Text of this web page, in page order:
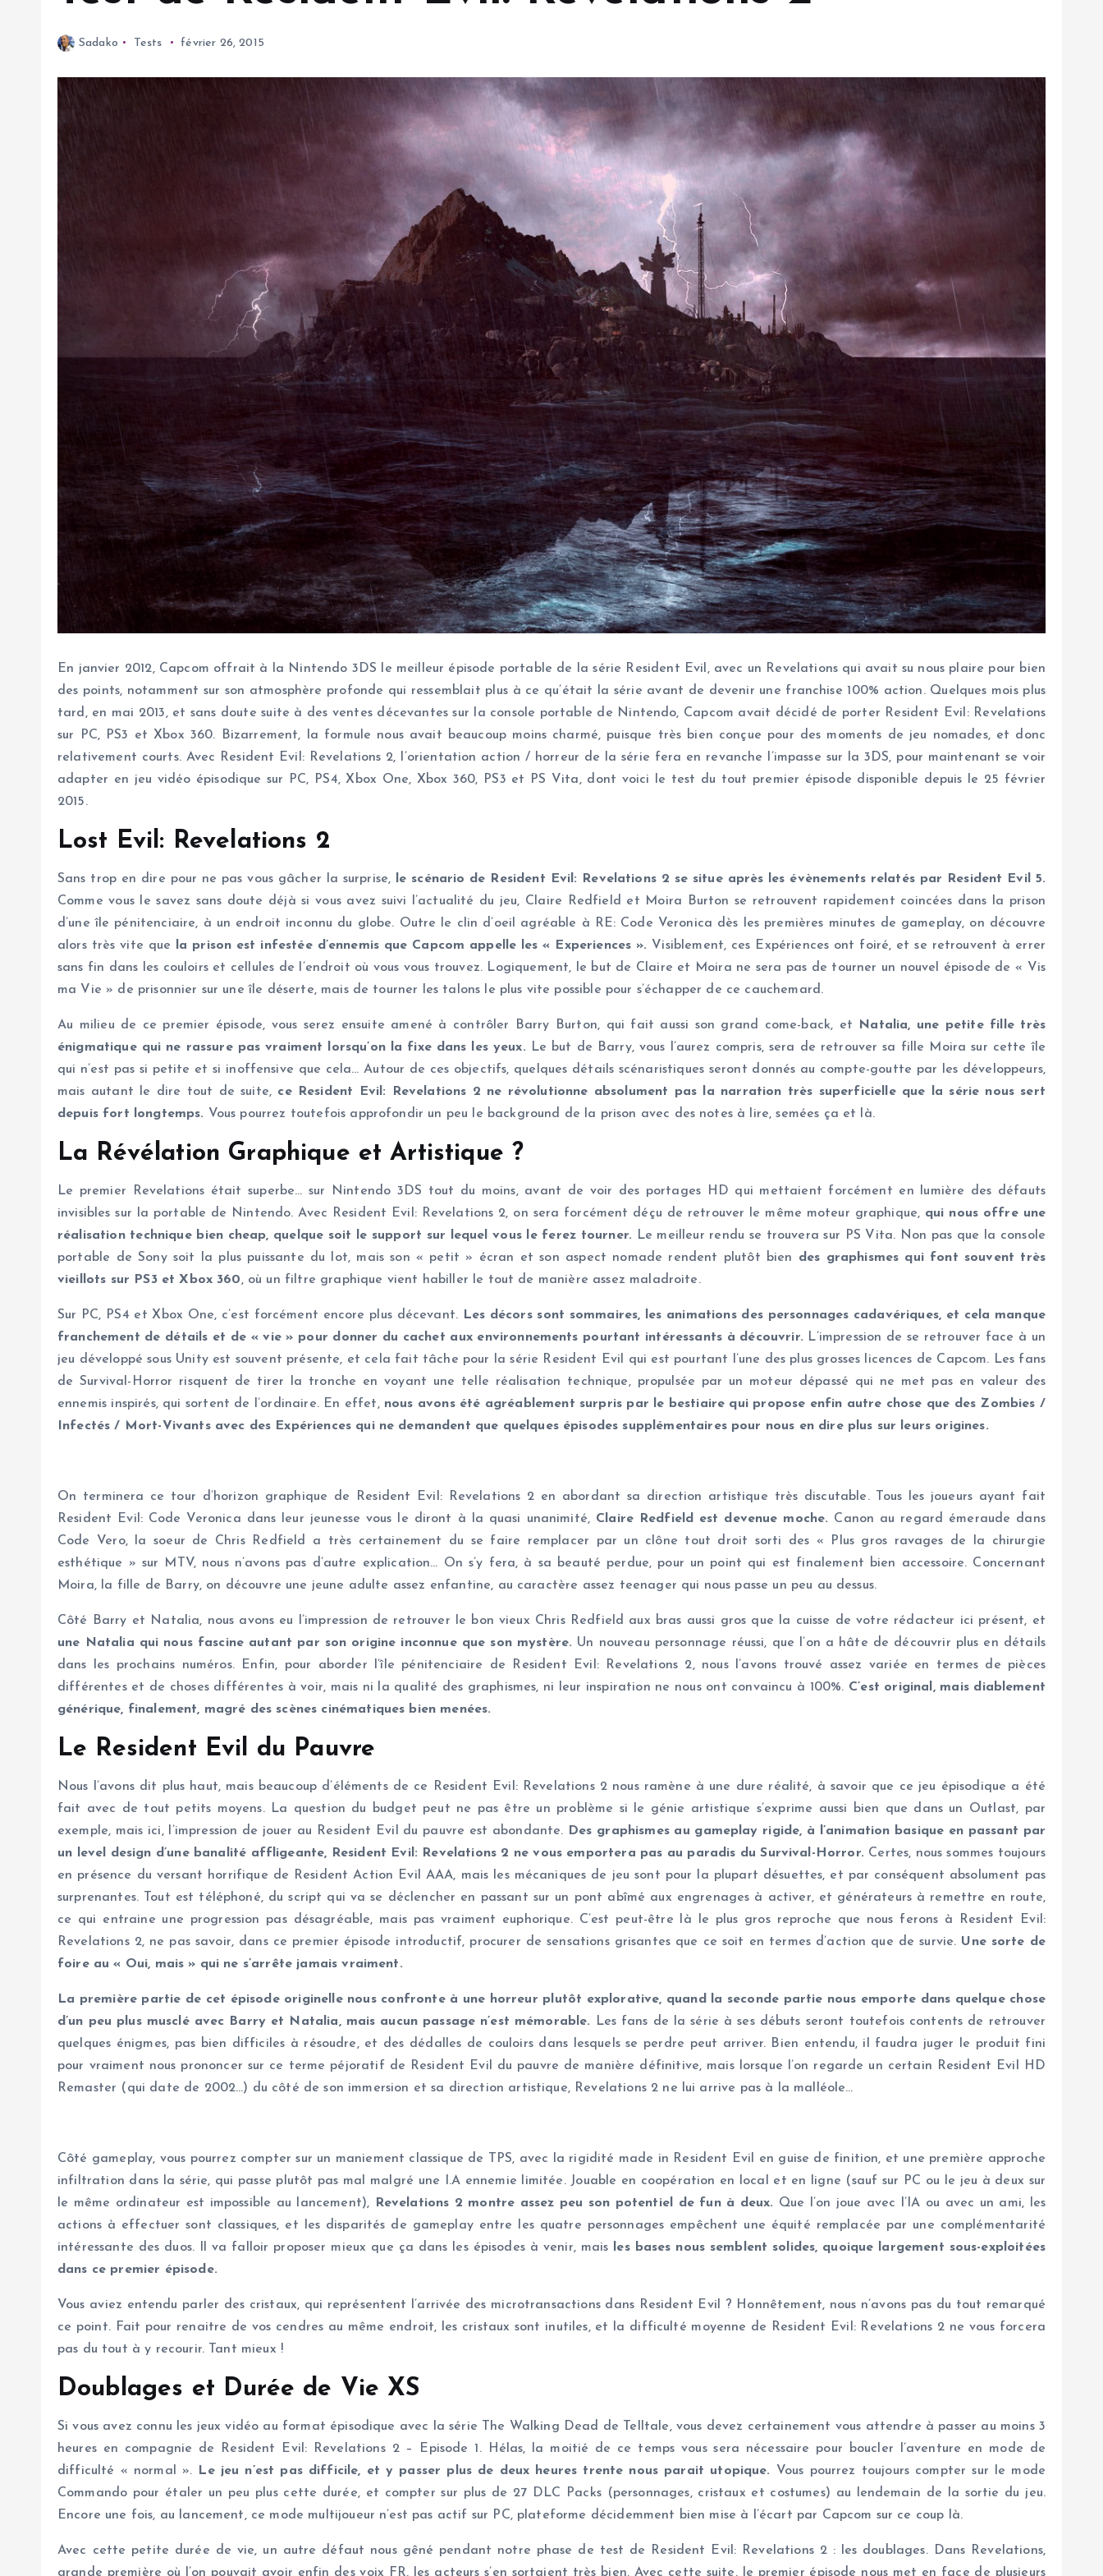
Sadako Tests février 26, 2015
En janvier 2012, Capcom offrait à la Nintendo 3DS le meilleur épisode portable de la série Resident Evil, avec un Revelations qui avait su nous plaire pour bien
des points, notamment sur son atmosphère profonde qui ressemblait plus à ce qu’était la série avant de devenir une franchise 100% action. Quelques mois plus
tard, en mai 2013, et sans doute suite à des ventes décevantes sur la console portable de Nintendo, Capcom avait décidé de porter Resident Evil: Revelations
sur PC, PS3 et Xbox 360. Bizarrement, la formule nous avait beaucoup moins charmé, puisque très bien conçue pour des moments de jeu nomades, et donc
relativement courts. Avec Resident Evil: Revelations 2, l’orientation action / horreur de la série fera en revanche l’impasse sur la 3DS, pour maintenant se voir
adapter en jeu vidéo épisodique sur PC, PS4, Xbox One, Xbox 360, PS3 et PS Vita, dont voici le test du tout premier épisode disponible depuis le 25 février
2015.
Lost Evil: Revelations 2
Sans trop en dire pour ne pas vous gâcher la surprise,
le scénario de Resident Evil: Revelations 2 se situe après les évènements relatés par Resident Evil 5.
Comme vous le savez sans doute déjà si vous avez suivi l’actualité du jeu, Claire Redfield et Moira Burton se retrouvent rapidement coincées dans la prison
d’une île pénitenciaire, à un endroit inconnu du globe. Outre le clin d’oeil agréable à RE: Code Veronica dès les premières minutes de gameplay, on découvre
alors très vite que
la prison est infestée d’ennemis que Capcom appelle les « Experiences ». Visiblement, ces Expériences ont foiré, et se retrouvent à errer
sans fin dans les couloirs et cellules de l’endroit où vous vous trouvez. Logiquement, le but de Claire et Moira ne sera pas de tourner un nouvel épisode de « Vis
ma Vie » de prisonnier sur une île déserte, mais de tourner les talons le plus vite possible pour s’échapper de ce cauchemard.
Au milieu de ce premier épisode, vous serez ensuite amené à contrôler Barry Burton, qui fait aussi son grand come-back, et
Natalia, une petite fille très
énigmatique qui ne rassure pas vraiment lorsqu’on la fixe dans les yeux. Le but de Barry, vous l’aurez compris, sera de retrouver sa fille Moira sur cette île
qui n’est pas si petite et si inoffensive que cela… Autour de ces objectifs, quelques détails scénaristiques seront donnés au compte-goutte par les développeurs,
mais autant le dire tout de suite, ce Resident Evil: Revelations 2 ne révolutionne absolument pas la narration très superficielle que la série nous sert
depuis fort longtemps. Vous pourrez toutefois approfondir un peu le background de la prison avec des notes à lire, semées ça et là.
La Révélation Graphique et Artistique ?
Le premier Revelations était superbe… sur Nintendo 3DS tout du moins, avant de voir des portages HD qui mettaient forcément en lumière des défauts
invisibles sur la portable de Nintendo. Avec Resident Evil: Revelations 2, on sera forcément déçu de retrouver le même moteur graphique, qui nous offre une
réalisation technique bien cheap, quelque soit le support sur lequel vous le ferez tourner. Le meilleur rendu se trouvera sur PS Vita. Non pas que la console
portable de Sony soit la plus puissante du lot, mais son « petit » écran et son aspect nomade rendent plutôt bien des graphismes qui font souvent très
vieillots sur PS3 et Xbox 360, où un filtre graphique vient habiller le tout de manière assez maladroite.
Sur PC, PS4 et Xbox One, c’est forcément encore plus décevant.
Les décors sont sommaires, les animations des personnages cadavériques, et cela manque
franchement de détails et de « vie » pour donner du cachet aux environnements pourtant intéressants à découvrir. L’impression de se retrouver face à un
jeu développé sous Unity est souvent présente, et cela fait tâche pour la série Resident Evil qui est pourtant l’une des plus grosses licences de Capcom. Les fans
de Survival-Horror risquent de tirer la tronche en voyant une telle réalisation technique, propulsée par un moteur dépassé qui ne met pas en valeur des
ennemis inspirés, qui sortent de l’ordinaire. En effet, nous avons été agréablement surpris par le bestiaire qui propose enfin autre chose que des Zombies /
Infectés / Mort-Vivants avec des Expériences qui ne demandent que quelques épisodes supplémentaires pour nous en dire plus sur leurs origines.
On terminera ce tour d’horizon graphique de Resident Evil: Revelations 2 en abordant sa direction artistique très discutable. Tous les joueurs ayant fait
Resident Evil: Code Veronica dans leur jeunesse vous le diront à la quasi unanimité, Claire Redfield est devenue moche. Canon au regard émeraude dans
Code Vero, la soeur de Chris Redfield a très certainement du se faire remplacer par un clône tout droit sorti des « Plus gros ravages de la chirurgie
esthétique » sur MTV, nous n’avons pas d’autre explication… On s’y fera, à sa beauté perdue, pour un point qui est finalement bien accessoire. Concernant
Moira, la fille de Barry, on découvre une jeune adulte assez enfantine, au caractère assez teenager qui nous passe un peu au dessus.
Côté Barry et Natalia, nous avons eu l’impression de retrouver le bon vieux Chris Redfield aux bras aussi gros que la cuisse de votre rédacteur ici présent, et
une Natalia qui nous fascine autant par son origine inconnue que son mystère. Un nouveau personnage réussi, que l’on a hâte de découvrir plus en détails
dans les prochains numéros. Enfin, pour aborder l’île pénitenciaire de Resident Evil: Revelations 2, nous l’avons trouvé assez variée en termes de pièces
différentes et de choses différentes à voir, mais ni la qualité des graphismes, ni leur inspiration ne nous ont convaincu à 100%. C’est original, mais diablement
générique, finalement, magré des scènes cinématiques bien menées.
Le Resident Evil du Pauvre
Nous l’avons dit plus haut, mais beaucoup d’éléments de ce Resident Evil: Revelations 2 nous ramène à une dure réalité, à savoir que ce jeu épisodique a été
fait avec de tout petits moyens. La question du budget peut ne pas être un problème si le génie artistique s’exprime aussi bien que dans un Outlast, par
exemple, mais ici, l’impression de jouer au Resident Evil du pauvre est abondante.
Des graphismes au gameplay rigide, à l’animation basique en passant par
un level design d’une banalité affligeante, Resident Evil: Revelations 2 ne vous emportera pas au paradis du Survival-Horror. Certes, nous sommes toujours
en présence du versant horrifique de Resident Action Evil AAA, mais les mécaniques de jeu sont pour la plupart désuettes, et par conséquent absolument pas
surprenantes. Tout est téléphoné, du script qui va se déclencher en passant sur un pont abîmé aux engrenages à activer, et générateurs à remettre en route,
ce qui entraine une progression pas désagréable, mais pas vraiment euphorique. C’est peut-être là le plus gros reproche que nous ferons à Resident Evil:
Revelations 2, ne pas savoir, dans ce premier épisode introductif, procurer de sensations grisantes que ce soit en termes d’action que de survie. Une sorte de
foire au « Oui, mais » qui ne s’arrête jamais vraiment.
La première partie de cet épisode originelle nous confronte à une horreur plutôt explorative, quand la seconde partie nous emporte dans quelque chose
d’un peu plus musclé avec Barry et Natalia, mais aucun passage n’est mémorable. Les fans de la série à ses débuts seront toutefois contents de retrouver
quelques énigmes, pas bien difficiles à résoudre, et des dédalles de couloirs dans lesquels se perdre peut arriver. Bien entendu, il faudra juger le produit fini
pour vraiment nous prononcer sur ce terme péjoratif de Resident Evil du pauvre de manière définitive, mais lorsque l’on regarde un certain Resident Evil HD
Remaster (qui date de 2002…) du côté de son immersion et sa direction artistique, Revelations 2 ne lui arrive pas à la malléole…
Côté gameplay, vous pourrez compter sur un maniement classique de TPS, avec la rigidité made in Resident Evil en guise de finition, et une première approche
infiltration dans la série, qui passe plutôt pas mal malgré une I.A ennemie limitée. Jouable en coopération en local et en ligne (sauf sur PC ou le jeu à deux sur
le même ordinateur est impossible au lancement),
Revelations 2 montre assez peu son potentiel de fun à deux. Que l’on joue avec l’IA ou avec un ami, les
actions à effectuer sont classiques, et les disparités de gameplay entre les quatre personnages empêchent une équité remplacée par une complémentarité
intéressante des duos. Il va falloir proposer mieux que ça dans les épisodes à venir, mais
les bases nous semblent solides, quoique largement sous-exploitées
dans ce premier épisode.
Vous aviez entendu parler des cristaux, qui représentent l’arrivée des microtransactions dans Resident Evil ? Honnêtement, nous n’avons pas du tout remarqué
ce point. Fait pour renaitre de vos cendres au même endroit, les cristaux sont inutiles, et la difficulté moyenne de Resident Evil: Revelations 2 ne vous forcera
pas du tout à y recourir. Tant mieux !
Doublages et Durée de Vie XS
Si vous avez connu les jeux vidéo au format épisodique avec la série The Walking Dead de Telltale, vous devez certainement vous attendre à passer au moins 3
heures en compagnie de Resident Evil: Revelations 2 – Episode 1. Hélas, la moitié de ce temps vous sera nécessaire pour boucler l’aventure en mode de
difficulté « normal ».
Le jeu n’est pas difficile, et y passer plus de deux heures trente nous parait utopique.
Vous pourrez toujours compter sur le mode
Commando pour étaler un peu plus cette durée, et compter sur plus de 27 DLC Packs (personnages, cristaux et costumes) au lendemain de la sortie du jeu.
Encore une fois, au lancement, ce mode multijoueur n’est pas actif sur PC, plateforme décidemment bien mise à l’écart par Capcom sur ce coup là.
Avec cette petite durée de vie, un autre défaut nous gêné pendant notre phase de test de Resident Evil: Revelations 2 : les doublages. Dans Revelations,
grande première où l’on pouvait avoir enfin des voix FR, les acteurs s’en sortaient très bien. Avec cette suite, le premier épisode nous met en face de plusieurs